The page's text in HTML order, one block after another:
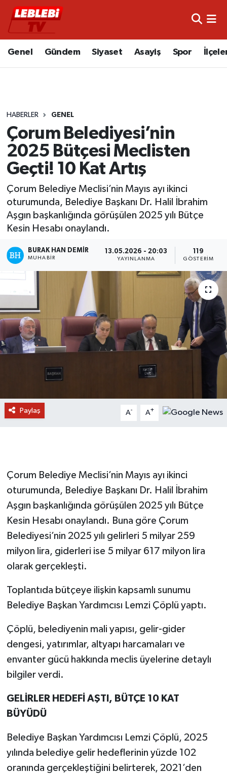
Genel Gündem Siyaset Asayiş Spor
HABERLER GENEL
Çorum Belediyesi’nin
2025 Bütçesi Meclisten
Geçti! 10 Kat Artış
Çorum Belediye Meclisi’nin Mayıs ayı ikinci
oturumunda, Belediye Başkanı Dr. Halil İbrahim
Aşgın başkanlığında görüşülen 2025 yılı Bütçe
Kesin Hesabı onaylandı.
BURAK HAN DEMIR
MUHABIR
13.05.2026 - 20:03
YAYINLANMA
119
GÖSTERIM
Paylaş A- A+
Çorum Belediye Meclisi’nin Mayıs ayı ikinci
oturumunda, Belediye Başkanı Dr. Halil İbrahim
Aşgın başkanlığında görüşülen 2025 yılı Bütçe
Kesin Hesabı onaylandı. Buna göre Çorum
Belediyesi’nin 2025 yılı gelirleri 5 milyar 259
milyon lira, giderleri ise 5 milyar 617 milyon lira
olarak gerçekleşti.
Toplantıda bütçeye ilişkin kapsamlı sunumu
Belediye Başkan Yardımcısı Lemzi Çöplü yaptı.
Çöplü, belediyenin mali yapısı, gelir-gider
dengesi, yatırımlar, altyapı harcamaları ve
envanter gücü hakkında meclis üyelerine detaylı
bilgiler verdi.
GELİRLER HEDEFİ AŞTI, BÜTÇE 10 KAT
BÜYÜDÜ
Belediye Başkan Yardımcısı Lemzi Çöplü, 2025
yılında belediye gelir hedeflerinin yüzde 102
oranında gerçekleştiğini belirterek, 2021’den
Hava Durumu
Süper Lig Puan Durumu ve Fikstür
Tüm Manşetler
Son Dakika Haberleri
Haber Arşivi